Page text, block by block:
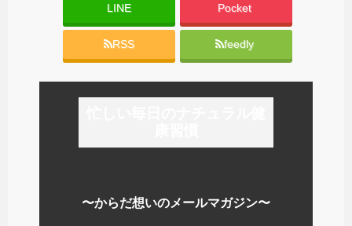
LINE Pocket
RSS feedly
〜からだ想いのメールマガジン〜